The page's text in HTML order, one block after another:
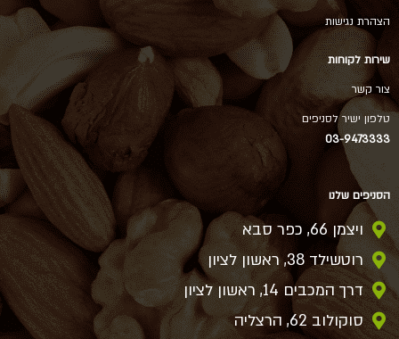
הצהרת נגישות
שירות לקוחות
צור קשר
טלפון ישיר לסניפים
03-9473333
הסניפים שלנו
ויצמן 66, כפר סבא
רוטשילד 38, ראשון לציון
דרך המכבים 14, ראשון לציון
סוקולוב 62, הרצליה